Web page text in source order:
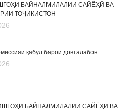
БАЙНАЛМИЛАЛИИ САЙЁҲӢ ВА
ТОҶИКИСТОН
қабул барои довталабон
БАЙНАЛМИЛАЛИИ САЙЁҲӢ ВА